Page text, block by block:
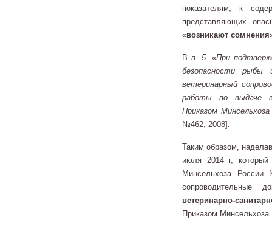
показателям, к
представляющих
«возникают сомнения
В п. 5. «При
безопасности
ветеринарный
работы по выдаче
Приказом
№462, 2008].
Таким образом,
июля 2014 г,
Минсельхоза России
сопроводительные
ветеринарно-
Приказом